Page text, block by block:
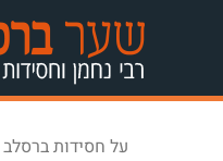
על חסידות ברסלב